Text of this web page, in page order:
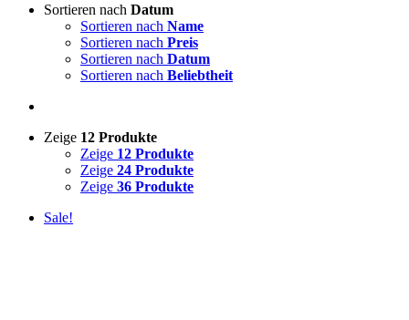
Sortieren nach Datum
Sortieren nach Name
Sortieren nach Preis
Sortieren nach Datum
Sortieren nach Beliebtheit
Zeige 12 Produkte
Zeige 12 Produkte
Zeige 24 Produkte
Zeige 36 Produkte
Sale!